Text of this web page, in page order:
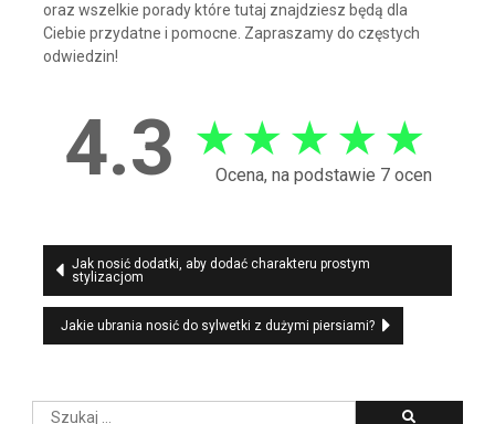
oraz wszelkie porady które tutaj znajdziesz będą dla
Ciebie przydatne i pomocne. Zapraszamy do częstych
odwiedzin!
4.3 ★ ★ ★ ★ ★
Ocena, na podstawie 7 ocen
Nawigacja
wpisu
Jak nosić dodatki, aby dodać charakteru prostym
stylizacjom
Jakie ubrania nosić do sylwetki z dużymi piersiami?
Szukaj: